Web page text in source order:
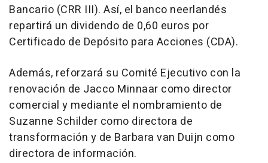
Bancario (CRR III). Así, el banco neerlandés
repartirá un dividendo de 0,60 euros por
Certificado de Depósito para Acciones (CDA).
Además, reforzará su Comité Ejecutivo con la
renovación de Jacco Minnaar como director
comercial y mediante el nombramiento de
Suzanne Schilder como directora de
transformación y de Barbara van Duijn como
directora de información.